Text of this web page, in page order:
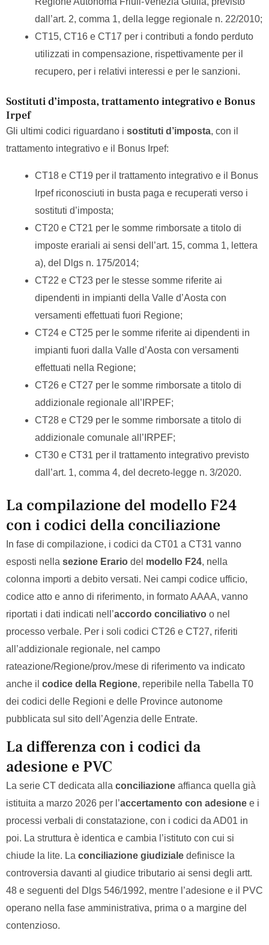
dall’art. 2, comma 1, della legge regionale n. 22/2010;
CT15, CT16 e CT17 per i contributi a fondo perduto
utilizzati in compensazione, rispettivamente per il
recupero, per i relativi interessi e per le sanzioni.
Sostituti d’imposta, trattamento integrativo e Bonus
Irpef
Gli ultimi codici riguardano i sostituti d’imposta, con il
trattamento integrativo e il Bonus Irpef:
CT18 e CT19 per il trattamento integrativo e il Bonus
Irpef riconosciuti in busta paga e recuperati verso i
sostituti d’imposta;
CT20 e CT21 per le somme rimborsate a titolo di
imposte erariali ai sensi dell’art. 15, comma 1, lettera
a), del Dlgs n. 175/2014;
CT22 e CT23 per le stesse somme riferite ai
dipendenti in impianti della Valle d’Aosta con
versamenti effettuati fuori Regione;
CT24 e CT25 per le somme riferite ai dipendenti in
impianti fuori dalla Valle d’Aosta con versamenti
effettuati nella Regione;
CT26 e CT27 per le somme rimborsate a titolo di
addizionale regionale all’IRPEF;
CT28 e CT29 per le somme rimborsate a titolo di
addizionale comunale all’IRPEF;
CT30 e CT31 per il trattamento integrativo previsto
dall’art. 1, comma 4, del decreto-legge n. 3/2020.
La compilazione del modello F24
con i codici della conciliazione
In fase di compilazione, i codici da CT01 a CT31 vanno
esposti nella sezione Erario del modello F24, nella
colonna importi a debito versati. Nei campi codice ufficio,
codice atto e anno di riferimento, in formato AAAA, vanno
riportati i dati indicati nell’accordo conciliativo o nel
processo verbale. Per i soli codici CT26 e CT27, riferiti
all’addizionale regionale, nel campo
rateazione/Regione/prov./mese di riferimento va indicato
anche il codice della Regione, reperibile nella Tabella T0
dei codici delle Regioni e delle Province autonome
pubblicata sul sito dell’Agenzia delle Entrate.
La differenza con i codici da
adesione e PVC
La serie CT dedicata alla conciliazione affianca quella già
istituita a marzo 2026 per l’accertamento con adesione e i
processi verbali di constatazione, con i codici da AD01 in
poi. La struttura è identica e cambia l’istituto con cui si
chiude la lite. La conciliazione giudiziale definisce la
controversia davanti al giudice tributario ai sensi degli artt.
48 e seguenti del Dlgs 546/1992, mentre l’adesione e il PVC
operano nella fase amministrativa, prima o a margine del
contenzioso.